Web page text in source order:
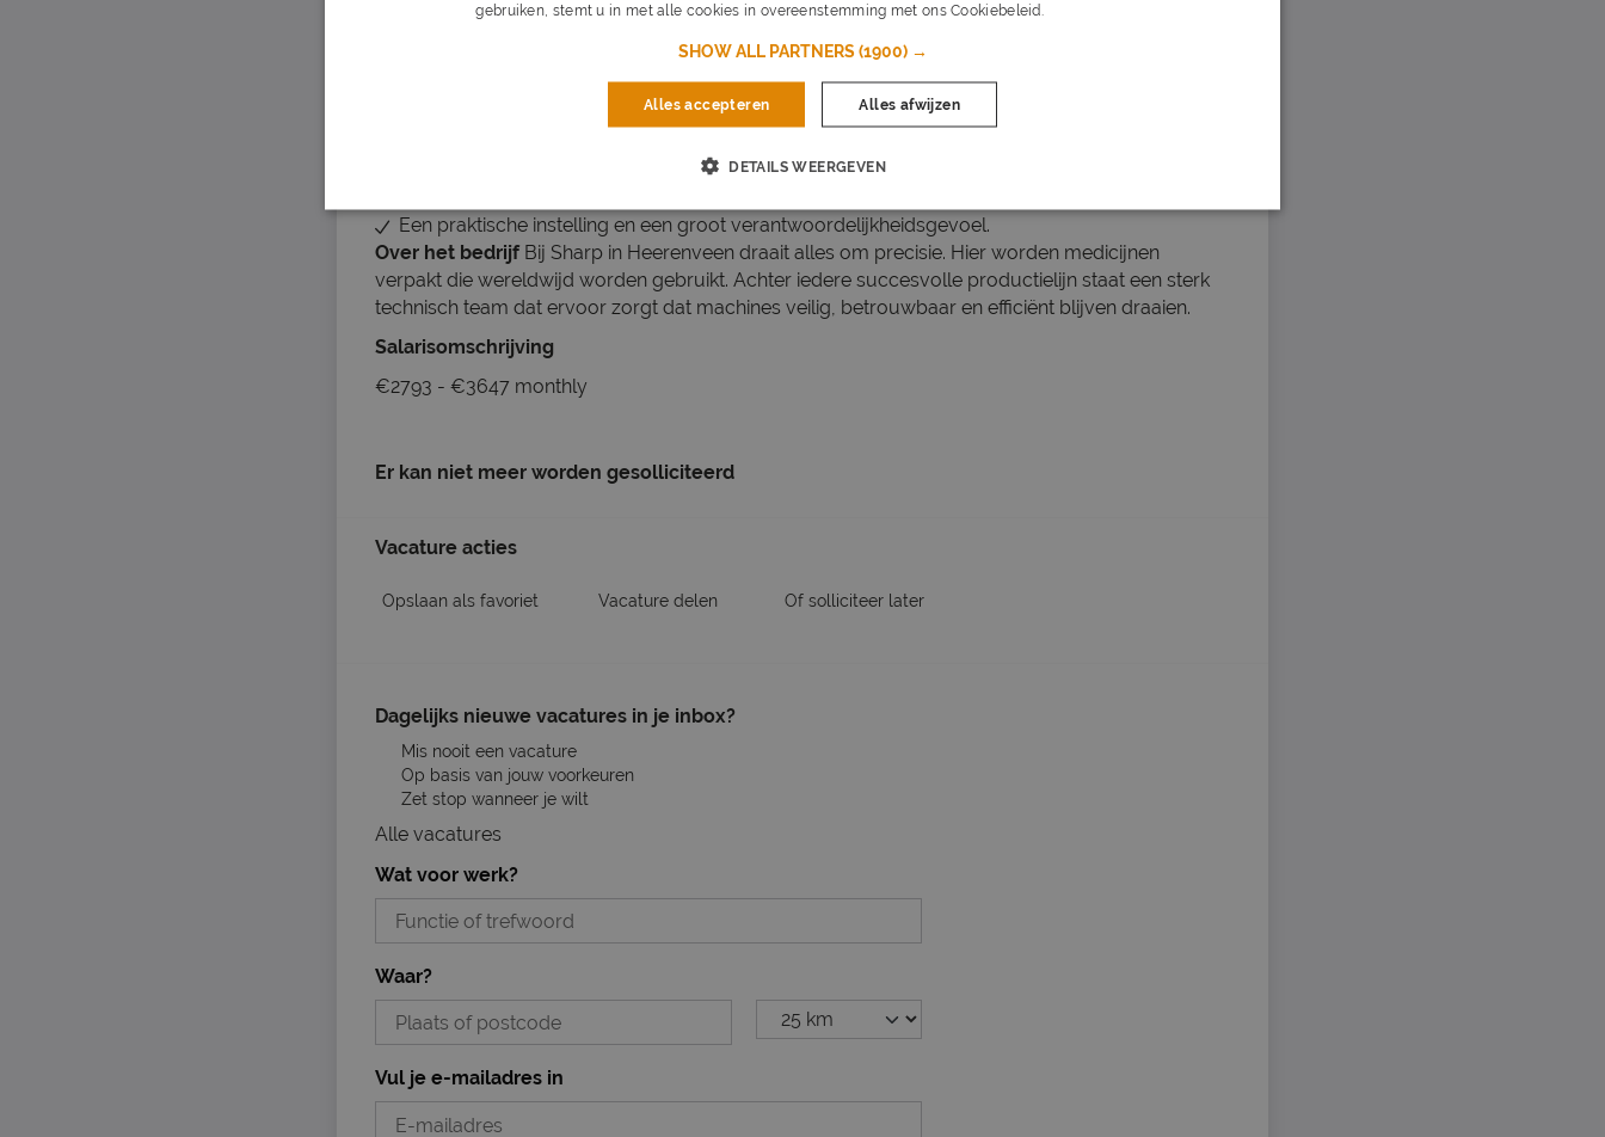
Daarnaast heb je:
Technische kennis van mechanica en/of elektrotechniek;
Minimaal één jaar ervaring binnen een productieomgeving;
Een praktische instelling en een groot verantwoordelijkheidsgevoel.
Over het bedrijf Bij Sharp in Heerenveen draait alles om precisie. Hier worden medicijnen
verpakt die wereldwijd worden gebruikt. Achter iedere succesvolle productielijn staat een sterk
technisch team dat ervoor zorgt dat machines veilig, betrouwbaar en efficiënt blijven draaien.
Salarisomschrijving
€2793 - €3647 monthly
Er kan niet meer worden gesolliciteerd
Vacature acties
Opslaan als favoriet Vacature delen Of solliciteer later
Dagelijks nieuwe vacatures in je inbox?
Mis nooit een vacature
Op basis van jouw voorkeuren
Zet stop wanneer je wilt
Alle vacatures
Wat voor werk?
Waar?
Vul je e-mailadres in
gebruiken, stemt u in met alle cookies in overeenstemming met ons Cookiebeleid.
SHOW ALL PARTNERS(1900) →
Alles accepteren Alles afwijzen
DETAILS WEERGEVEN